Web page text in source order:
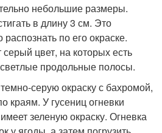
небольшие размеры.
в длину 3 см. Это
по его окраске.
цвет, на которых есть
продольные полосы.
серую окраску с бахромой,
краям. У гусениц огневки
зеленую окраску. Огневка